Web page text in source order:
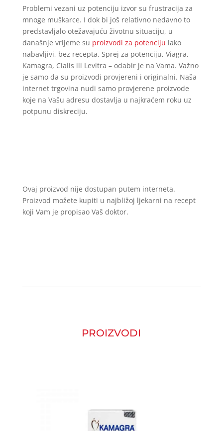
Problemi vezani uz potenciju izvor su frustracija za
mnoge muškarce. I dok bi još relativno nedavno to
predstavljalo otežavajuću životnu situaciju, u
današnje vrijeme su proizvodi za potenciju lako
nabavljivi, bez recepta. Sprej za potenciju, Viagra,
Kamagra, Cialis ili Levitra – odabir je na Vama. Važno
je samo da su proizvodi provjereni i originalni. Naša
internet trgovina nudi samo provjerene proizvode
koje na Vašu adresu dostavlja u najkraćem roku uz
potpunu diskreciju.
Ovaj proizvod nije dostupan putem interneta.
Proizvod možete kupiti u najbližoj ljekarni na recept
koji Vam je propisao Vaš doktor.
PROIZVODI